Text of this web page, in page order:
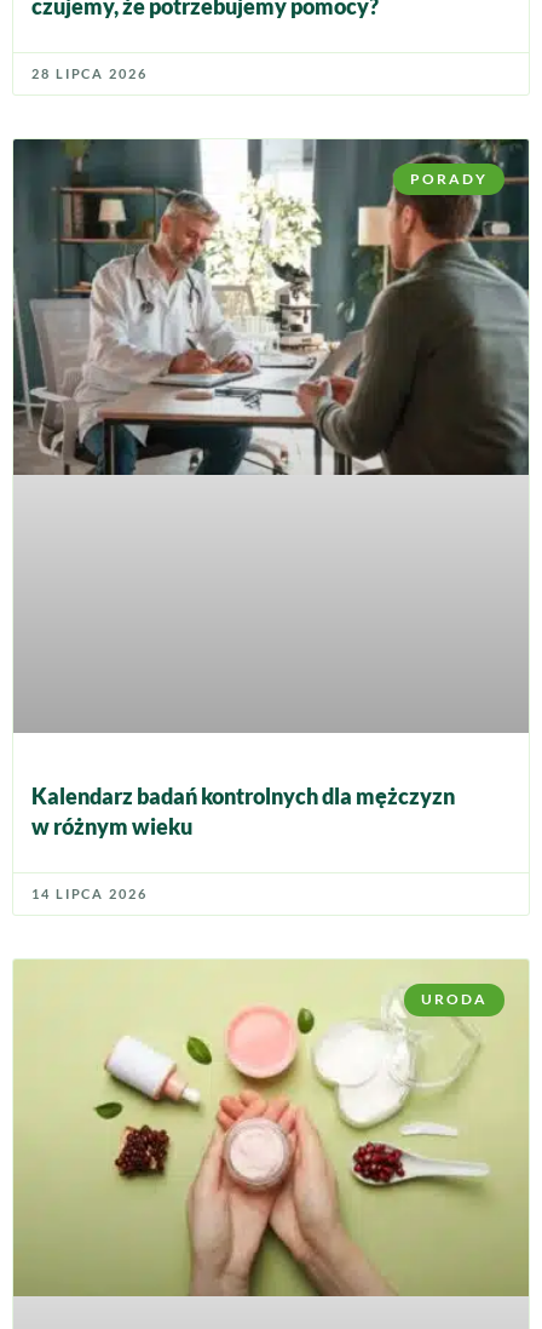
czujemy, że potrzebujemy pomocy?
28 LIPCA 2026
PORADY
Kalendarz badań kontrolnych dla mężczyzn
w różnym wieku
14 LIPCA 2026
URODA